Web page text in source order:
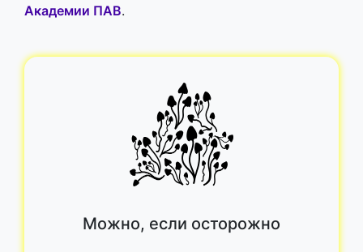
Академии ПАВ.
Можно, если осторожно